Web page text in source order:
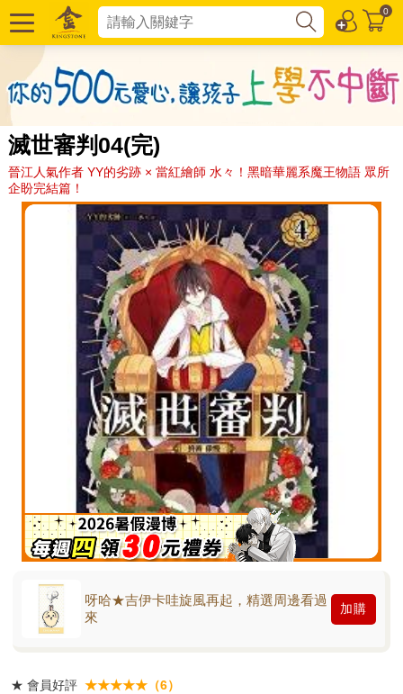
0
滅世審判04(完)
晉江人氣作者 YY的劣跡 × 當紅繪師 水々！黑暗華麗系魔王物語 眾所
企盼完結篇！
呀哈★吉伊卡哇旋風再起，精選周邊看過
來
加購
★ 會員好評 ★★★★★（6）